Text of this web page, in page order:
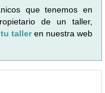
que tenemos en
de un taller,
talleren nuestra web